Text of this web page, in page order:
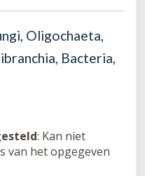
Oligochaeta,
Bacteria,
: Kan niet
van het opgegeven